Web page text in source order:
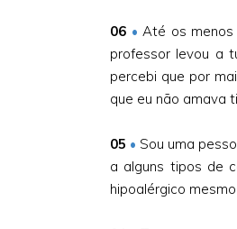
06 • Até os menos
professor levou a
percebi que por
que eu não amava
05 • Sou uma
a alguns tipos de
hipoalérgico